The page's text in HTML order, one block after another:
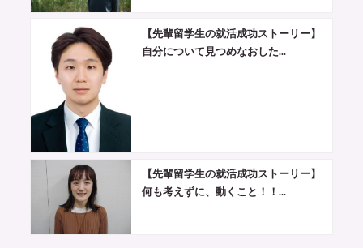
【先輩留学生の就活成功ストーリー】
自分について見つめなおした...
【先輩留学生の就活成功ストーリー】
何も考えずに、動くこと！！...